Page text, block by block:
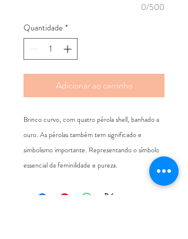
0/500
Quantidade *
Adicionar ao carrinho
Brinco curvo, com quatro pérola shell, banhado a
ouro. As pérolas também tem significado e
simbolismo importante. Representando o símbolo
essencial da feminilidade e pureza.